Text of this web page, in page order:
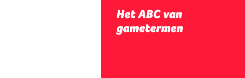
Het ABC van
gametermen